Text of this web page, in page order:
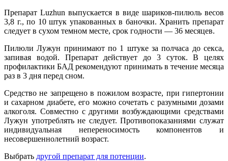
Препарат Luzhun выпускается в виде шариков-пилюль весов
3,8 г., по 10 штук упакованных в баночки. Хранить препарат
следует в сухом темном месте, срок годности ― 36 месяцев.
Пилюли Лужун принимают по 1 штуке за полчаса до секса,
запивая водой. Препарат действует до 3 суток. В целях
профилактики БАД рекомендуют принимать в течение месяца
раз в 3 дня перед сном.
Средство не запрещено в пожилом возрасте, при гипертонии
и сахарном диабете, его можно сочетать с разумными дозами
алкоголя. Совместно с другими возбуждающими средствами
Лужун употреблять не следует. Противопоказаниями служат
индивидуальная непереносимость компонентов и
несовершеннолетний возраст.
Выбрать другой препарат для потенции.